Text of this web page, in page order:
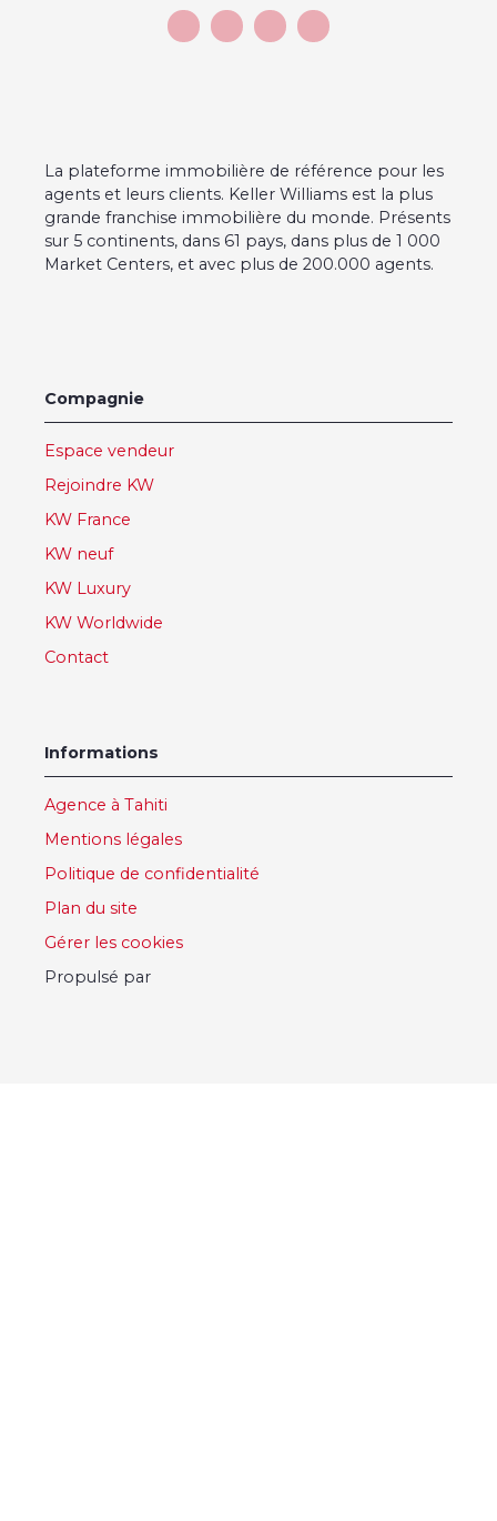
La plateforme immobilière de référence pour les
agents et leurs clients. Keller Williams est la plus
grande franchise immobilière du monde. Présents
sur 5 continents, dans 61 pays, dans plus de 1 000
Market Centers, et avec plus de 200.000 agents.
Compagnie
Espace vendeur
Rejoindre KW
KW France
KW neuf
KW Luxury
KW Worldwide
Contact
Informations
Agence à Tahiti
Mentions légales
Politique de confidentialité
Plan du site
Gérer les cookies
Propulsé par